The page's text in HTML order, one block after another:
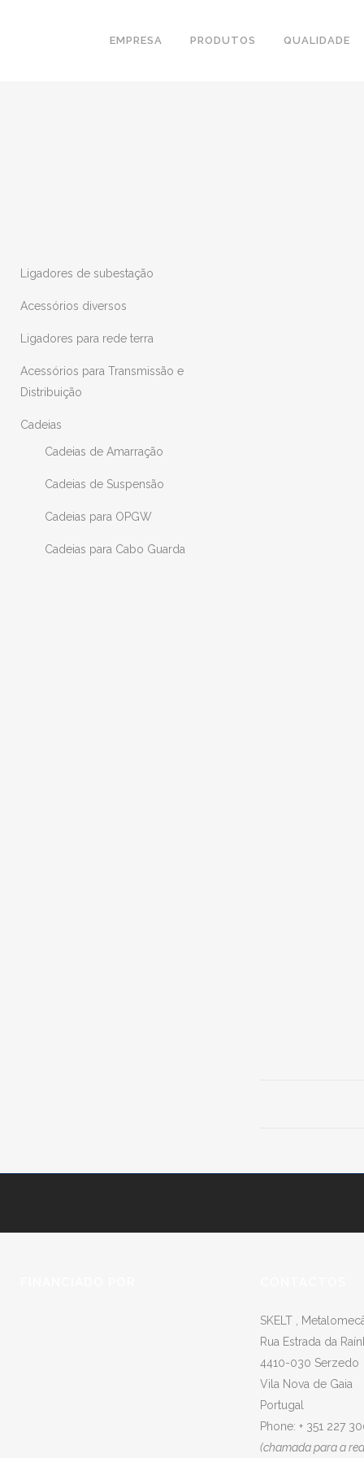
EMPRESA PRODUTOS QUALIDADE
Ligadores de subestação
Acessórios diversos
Ligadores para rede terra
Acessórios para Transmissão e
Distribuição
Cadeias
Cadeias de Amarração
Cadeias de Suspensão
Cadeias para OPGW
Cadeias para Cabo Guarda
SKELT ,
Rua Estrada da
4410-030 Serzedo
Vila Nova de Gaia
Portugal
Phone: + 351 227
(chamada para a